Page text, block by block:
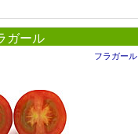
ガール
フラガール